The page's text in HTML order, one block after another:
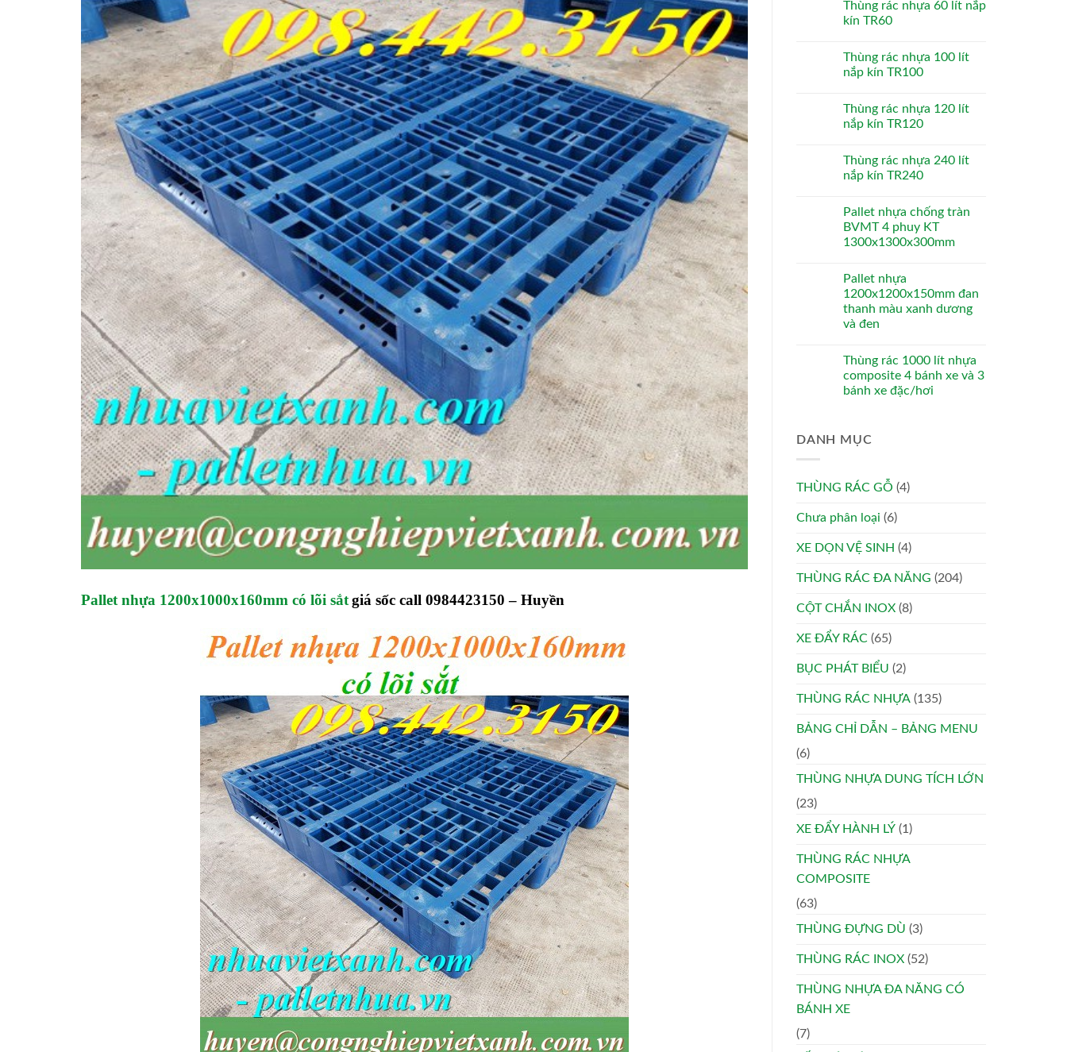
Pallet nhựa 1200x1000x160mm có lõi sắtgiá sốc call 0984423150 – Huyền
Thùng rác nhựa 60 lít nắp
kín TR60
Thùng rác nhựa 100 lít
nắp kín TR100
Thùng rác nhựa 120 lít
nắp kín TR120
Thùng rác nhựa 240 lít
nắp kín TR240
Pallet nhựa chống tràn
BVMT 4 phuy KT
1300x1300x300mm
Pallet nhựa
1200x1200x150mm đan
thanh màu xanh dương
và đen
Thùng rác 1000 lít nhựa
composite 4 bánh xe và 3
bánh xe đặc/hơi
DANH MỤC
THÙNG RÁC GỖ (4)
Chưa phân loại (6)
XE DỌN VỆ SINH (4)
THÙNG RÁC ĐA NĂNG (204)
CỘT CHẮN INOX (8)
XE ĐẨY RÁC (65)
BỤC PHÁT BIỂU (2)
THÙNG RÁC NHỰA (135)
BẢNG CHỈ DẪN – BẢNG MENU
(6)
THÙNG NHỰA DUNG TÍCH LỚN
(23)
XE ĐẨY HÀNH LÝ (1)
THÙNG RÁC NHỰA
COMPOSITE
(63)
THÙNG ĐỰNG DÙ (3)
THÙNG RÁC INOX (52)
THÙNG NHỰA ĐA NĂNG CÓ
BÁNH XE
(7)